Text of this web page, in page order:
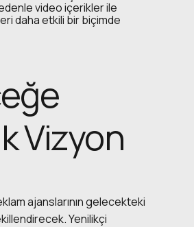
video içerikler ile
daha etkili bir biçimde
Vizyon
ajanslarının gelecekteki
Yenilikçi